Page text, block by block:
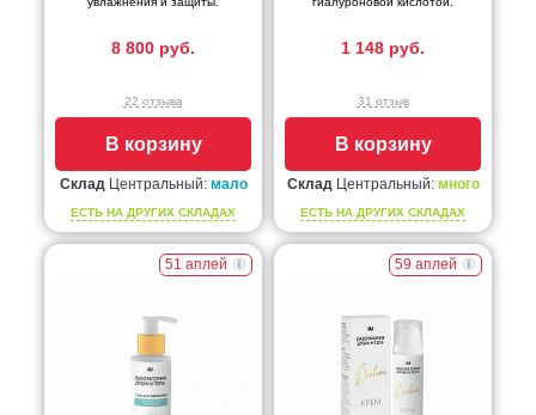
8 800 руб.
22 отзыва
В корзину
СкладЦентральный: мало
ЕСТЬ НА ДРУГИХ СКЛАДАХ
1 148 руб.
31 отзыв
В корзину
СкладЦентральный: много
ЕСТЬ НА ДРУГИХ СКЛАДАХ
51 аплей 59 аплей